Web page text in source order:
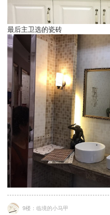
最后主卫选的瓷砖
9楼：临境的小马甲